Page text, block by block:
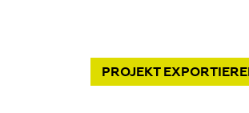
PROJEKT